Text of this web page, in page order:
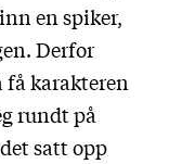
en spiker,
Derfor
få karakteren
rundt på
satt opp